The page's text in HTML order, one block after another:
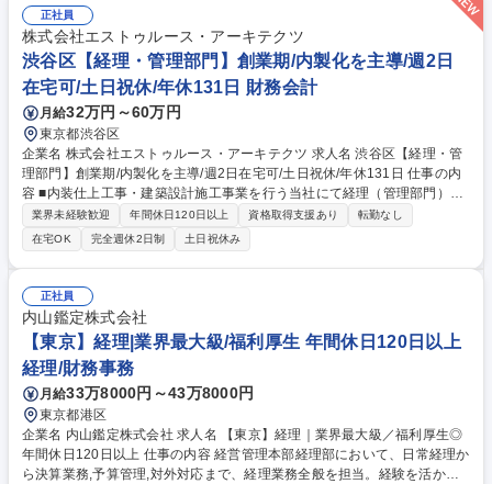
在宅フレックス有で働きやすい◎
正社員
株式会社エストゥルース・アーキテクツ
渋谷区【経理・管理部門】創業期/内製化を主導/週2日
在宅可/土日祝休/年休131日 財務会計
月給32万円～60万円
東京都渋谷区
企業名 株式会社エストゥルース・アーキテクツ 求人名 渋谷区【経理・管
理部門】創業期/内製化を主導/週2日在宅可/土日祝休/年休131日 仕事の内
容 ■内装仕上工事・建築設計施工事業を行う当社にて経理（管理部門）を
お任せします。 日次経理から月次・年次決算、税理士連携、総務・労務ま
で幅広く担い、社内管理体制の確立と内製化を主導します。 ■伝票起票、
記帳、現預金管理、経費精算、売掛金・買掛金管理、支払処理 ■月次決算
の取りまとめ、試算表作成、年次決算・税務申告補助（税理士窓口） ■資
金繰り表作成、銀行やり取り補助、給与計算・社会保険手続き（社労士連
携） ■契約書・備品管理等の総務・労務・庶務全般および原価管理の仕組
みづくり ※建設業会計(工事別原価管理等)は入社後で問題ありません 【業
務内容の変更範囲】当社の指定する業務 募集職種 渋谷区【経理・管理部
門】創業期/内製化を主導/週2日在宅可/土日祝休/年休131日
業界未経験歓迎 年間休日120日以上 資格取得支援あり
転勤なし
在宅OK
完全週休2日制 土日祝休み
正社員
内山鑑定株式会社
【東京】経理|業界最大級/福利厚生 年間休日120日以上
経理/財務事務
月給33万8000円～43万8000円
東京都港区
企業名 内山鑑定株式会社 求人名 【東京】経理｜業界最大級／福利厚生◎
年間休日120日以上 仕事の内容 経営管理本部経理部において、日常経理か
ら決算業務,予算管理,対外対応まで、経理業務全般を担当。経験を活かし